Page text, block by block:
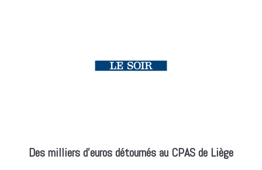
Des milliers d’euros détournés au CPAS de Liège